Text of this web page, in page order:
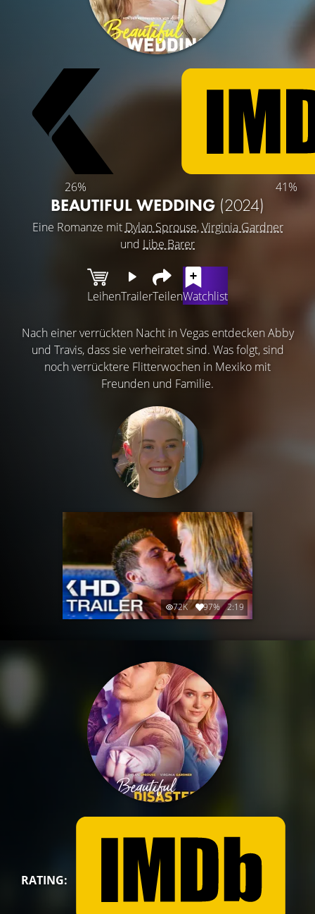
26% 41%
BEAUTIFUL WEDDING (2024)
Eine Romanze mit Dylan Sprouse,Virginia Gardner
und Libe Barer
LeihenTrailerTeilenWatchlist
Nach einer verrückten Nacht in Vegas entdecken Abby
und Travis, dass sie verheiratet sind. Was folgt, sind
noch verrücktere Flitterwochen in Mexiko mit
Freunden und Familie.
72K 97% 2:19
RATING: